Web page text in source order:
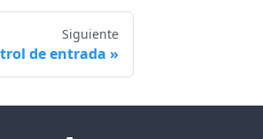
Siguiente
de entrada